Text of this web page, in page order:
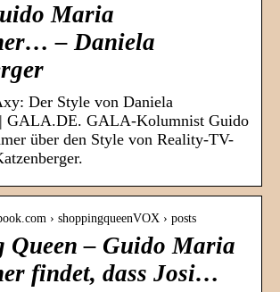
Maria
– Daniela
Der Style von Daniela
| GALA.DE. GALA-Kolumnist Guido
über den Style von Reality-TV-
› shoppingqueenVOX › posts
Queen – Guido Maria
findet, dass Josi…